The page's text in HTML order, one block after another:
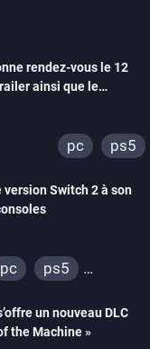
rendez-vous le 12
ainsi que le
pc ps5
Switch 2 à son
pc
ps5
un nouveau DLC
the Machine »